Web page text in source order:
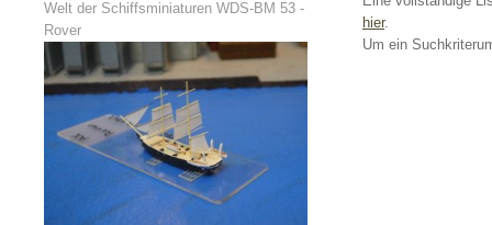
hier.
Um ein
Welt der Schiffsminiaturen WDS-BM 53 -
Rover